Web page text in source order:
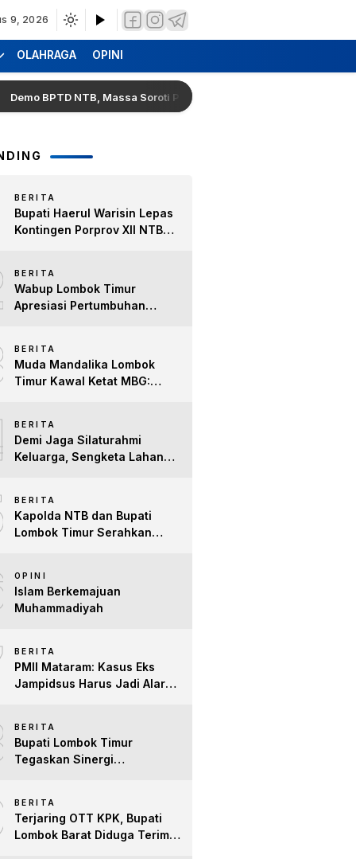
9, 2026
OLAHRAGA OPINI
BPTD NTB, Massa Soroti Progres Proyek Terminal Mandalika
BERITA
Bupati Haerul Warisin Lepas
Kontingen Porprov XII NTB
untuk Lombok Timur
BERITA
Wabup Lombok Timur
Apresiasi Pertumbuhan
Difabel
BERITA
Muda Mandalika Lombok
Timur Kawal Ketat MBG:
BERITA
Demi Jaga Silaturahmi
Keluarga, Sengketa Lahan
BERITA
Kapolda NTB dan Bupati
Lombok Timur Serahkan
Kepedulian Sosial
OPINI
Islam Berkemajuan
Muhammadiyah
BERITA
PMII Mataram: Kasus Eks
Jampidsus Harus Jadi Alarm
BERITA
Bupati Lombok Timur
Tegaskan Sinergi
dan Kapolres Lombok Timur
BERITA
Terjaring OTT KPK, Bupati
Lombok Barat Diduga Terima